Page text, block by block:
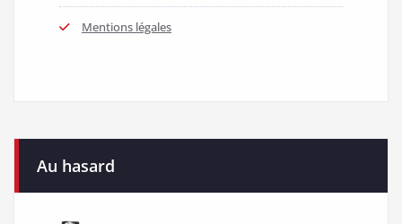
Mentions légales
Au hasard